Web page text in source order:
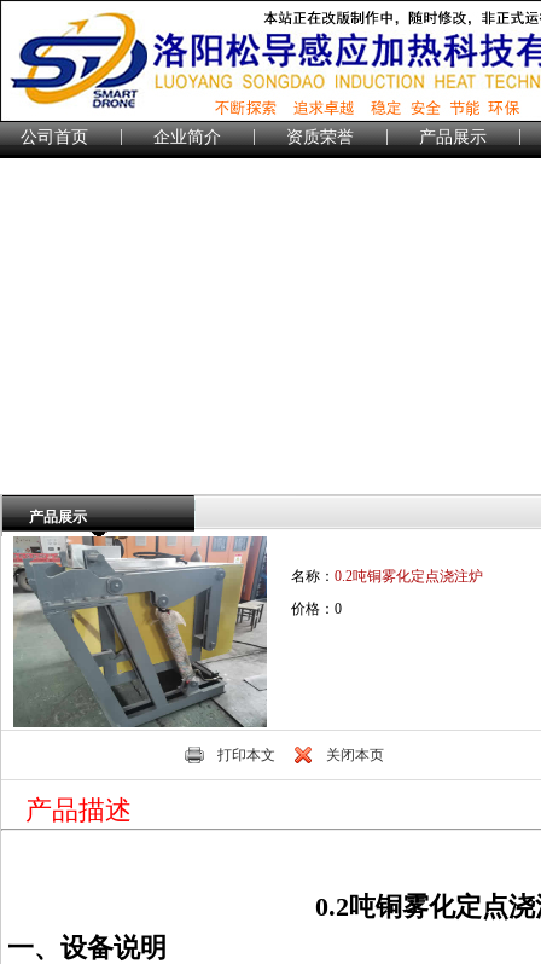
公司首页 | 企业简介 | 资质荣誉 | 产品展示 |
产品展示
名称： 0.2吨铜雾化定点浇注炉
价格：0
打印本文 关闭本页
产品描述
0.2吨铜雾化定点浇
一、 设备说明